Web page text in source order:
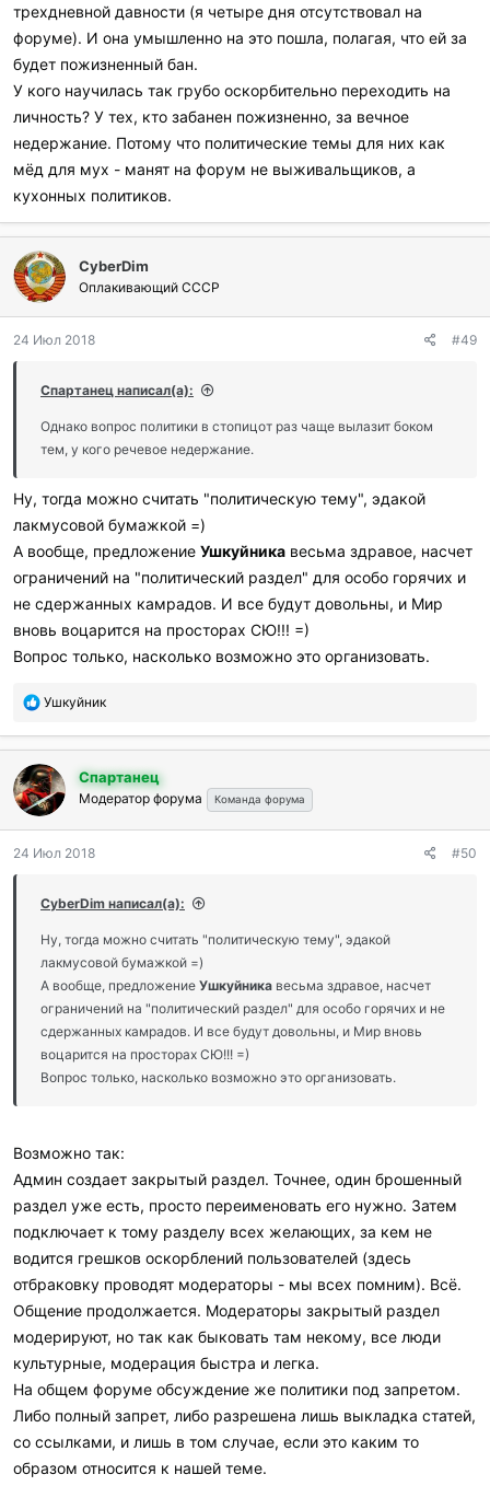
трехдневной давности (я четыре дня отсутствовал на
форуме). И она умышленно на это пошла, полагая, что ей за
будет пожизненный бан.
У кого научилась так грубо оскорбительно переходить на
личность? У тех, кто забанен пожизненно, за вечное
недержание. Потому что политические темы для них как
мёд для мух - манят на форум не выживальщиков, а
кухонных политиков.
CyberDim
Оплакивающий СССР
24 Июл 2018 #49
Спартанец написал(а):
Однако вопрос политики в стопицот раз чаще вылазит боком
тем, у кого речевое недержание.
Ну, тогда можно считать "политическую тему", эдакой
лакмусовой бумажкой =)
А вообще, предложение Ушкуйника весьма здравое, насчет
ограничений на "политический раздел" для особо горячих и
не сдержанных камрадов. И все будут довольны, и Мир
вновь воцарится на просторах СЮ!!! =)
Вопрос только, насколько возможно это организовать.
П
б
а
г
о
а
и
и
:
Ушкуйник
Спартанец
Модератор форума Команда форума
24 Июл 2018 #50
CyberDim написал(а):
Ну, тогда можно считать "политическую тему", эдакой
лакмусовой бумажкой =)
А вообще, предложение Ушкуйника весьма здравое, насчет
ограничений на "политический раздел" для особо горячих и не
сдержанных камрадов. И все будут довольны, и Мир вновь
воцарится на просторах СЮ!!! =)
Вопрос только, насколько возможно это организовать.
Возможно так:
Админ создает закрытый раздел. Точнее, один брошенный
раздел уже есть, просто переименовать его нужно. Затем
подключает к тому разделу всех желающих, за кем не
водится грешков оскорблений пользователей (здесь
отбраковку проводят модераторы - мы всех помним). Всё.
Общение продолжается. Модераторы закрытый раздел
модерируют, но так как быковать там некому, все люди
культурные, модерация быстра и легка.
На общем форуме обсуждение же политики под запретом.
Либо полный запрет, либо разрешена лишь выкладка статей,
со ссылками, и лишь в том случае, если это каким то
образом относится к нашей теме.